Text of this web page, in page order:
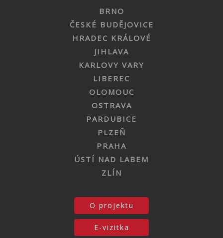
BRNO
ČESKÉ BUDĚJOVICE
HRADEC KRÁLOVÉ
JIHLAVA
KARLOVY VARY
LIBEREC
OLOMOUC
OSTRAVA
PARDUBICE
PLZEŇ
PRAHA
ÚSTÍ NAD LABEM
ZLÍN
O projektu
E-vizitka